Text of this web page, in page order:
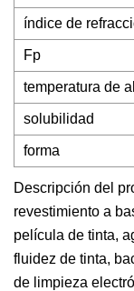
índice de
Fp
temperatura de
solubilidad
forma
Descripción del
revestimiento a
película de tinta,
fluidez de tinta,
de limpieza